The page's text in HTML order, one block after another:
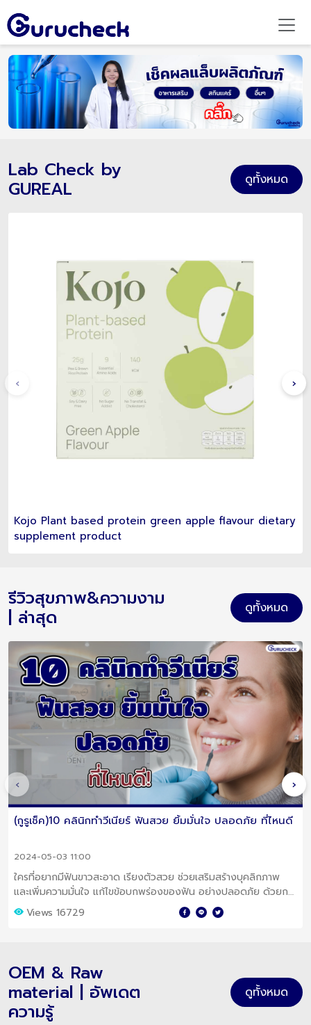
Lab Check by
GUREAL ดูทั้งหมด
Kojo Plant based protein green apple flavour dietary
supplement product
‹ ›
รีวิวสุขภาพ&ความงาม
| ล่าสุด ดูทั้งหมด
(กูรูเช็ค)10 คลินิกทำวีเนียร์ ฟันสวย ยิ้มมั่นใจ ปลอดภัย ที่ไหนดี
2024-05-03 11:00
ใครที่อยากมีฟันขาวสะอาด เรียงตัวสวย ช่วยเสริมสร้างบุคลิกภาพ
และเพิ่มความมั่นใจ แก้ไขข้อบกพร่องของฟัน อย่างปลอดภัย ด้วยการ
ทำวีเนียร์ รวมมาให้แล้ว 10 คลินิก
Views 16729
‹ ›
OEM & Raw
material | อัพเดต
ความรู้
ดูทั้งหมด